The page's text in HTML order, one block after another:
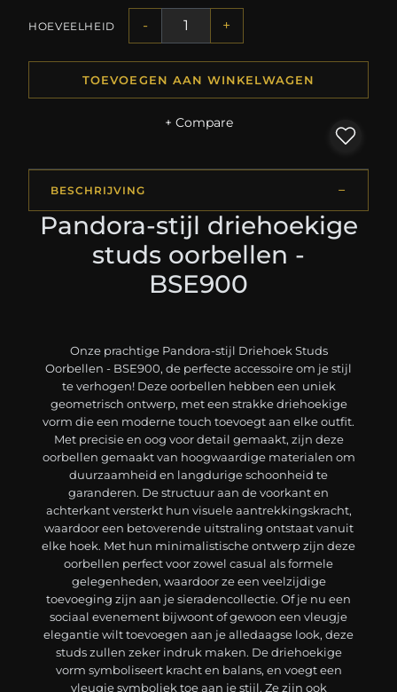
HOEVEELHEID - +
TOEVOEGEN AAN WINKELWAGEN
+ Compare
BESCHRIJVING
Pandora-stijl driehoekige
studs oorbellen -
BSE900
Onze prachtige Pandora-stijl Driehoek Studs
Oorbellen - BSE900, de perfecte accessoire om je stijl
te verhogen! Deze oorbellen hebben een uniek
geometrisch ontwerp, met een strakke driehoekige
vorm die een moderne touch toevoegt aan elke outfit.
Met precisie en oog voor detail gemaakt, zijn deze
oorbellen gemaakt van hoogwaardige materialen om
duurzaamheid en langdurige schoonheid te
garanderen. De structuur aan de voorkant en
achterkant versterkt hun visuele aantrekkingskracht,
waardoor een betoverende uitstraling ontstaat vanuit
elke hoek. Met hun minimalistische ontwerp zijn deze
oorbellen perfect voor zowel casual als formele
gelegenheden, waardoor ze een veelzijdige
toevoeging zijn aan je sieradencollectie. Of je nu een
sociaal evenement bijwoont of gewoon een vleugje
elegantie wilt toevoegen aan je alledaagse look, deze
studs zullen zeker indruk maken. De driehoekige
vorm symboliseert kracht en balans, en voegt een
vleugje symboliek toe aan je stijl. Ze zijn ook